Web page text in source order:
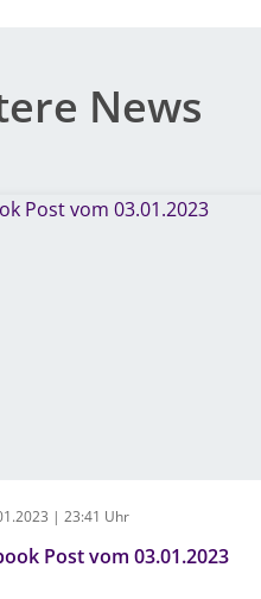
News
| 23:41 Uhr
Post vom 03.01.2023